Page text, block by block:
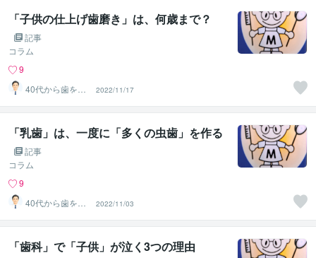
「子供の仕上げ歯磨き」は、何歳まで？
記事
コラム
9
40代から歯を失
わない個別相談
します
2022/11/17
「乳歯」は、一度に「多くの虫歯」を作る
記事
コラム
9
40代から歯を失
わない個別相談
します
2022/11/03
「歯科」で「子供」が泣く3つの理由